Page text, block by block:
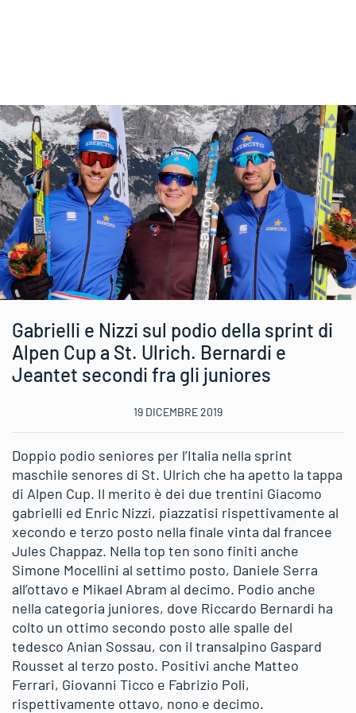
Gabrielli e Nizzi sul podio della sprint di
Alpen Cup a St. Ulrich. Bernardi e
Jeantet secondi fra gli juniores
19 DICEMBRE 2019
Doppio podio seniores per l’Italia nella sprint
maschile senores di St. Ulrich che ha apetto la tappa
di Alpen Cup. Il merito è dei due trentini Giacomo
gabrielli ed Enric Nizzi, piazzatisi rispettivamente al
xecondo e terzo posto nella finale vinta dal francee
Jules Chappaz. Nella top ten sono finiti anche
Simone Mocellini al settimo posto, Daniele Serra
all’ottavo e Mikael Abram al decimo. Podio anche
nella categoria juniores, dove Riccardo Bernardi ha
colto un ottimo secondo posto alle spalle del
tedesco Anian Sossau, con il transalpino Gaspard
Rousset al terzo posto. Positivi anche Matteo
Ferrari, Giovanni Ticco e Fabrizio Poli,
rispettivamente ottavo, nono e decimo.